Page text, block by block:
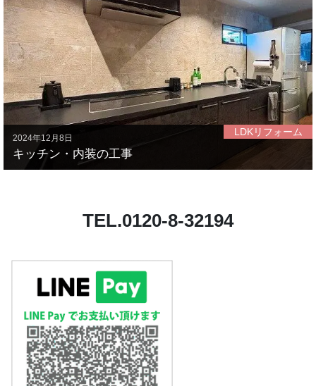
2024年12月8日
LDKリフォーム
キッチン・内装の工事
TEL.0120-8-32194